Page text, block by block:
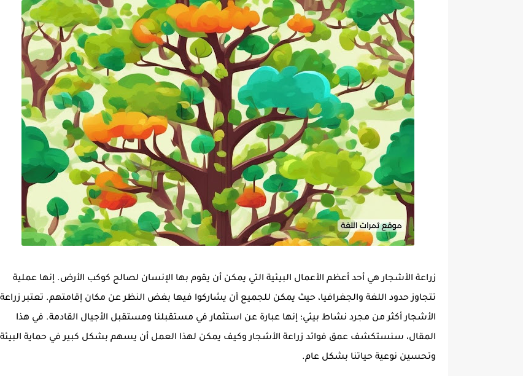
زراعة الأشجار هي أحد أعظم الأعمال البيئية التي يمكن أن يقوم بها الإنسان لصالح كوكب الأرض. إنها عملية
تتجاوز حدود اللغة والجغرافيا، حيث يمكن للجميع أن يشاركوا فيها بغض النظر عن مكان إقامتهم. تعتبر زراعة
الأشجار أكثر من مجرد نشاط بيئي؛ إنها عبارة عن استثمار في مستقبلنا ومستقبل الأجيال القادمة. في هذا
المقال، سنستكشف عمق فوائد زراعة الأشجار وكيف يمكن لهذا العمل أن يسهم بشكل كبير في حماية البيئة
وتحسين نوعية حياتنا بشكل عام.